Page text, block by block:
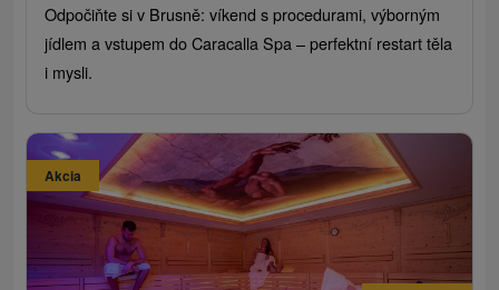
Odpočiňte si v Brusně: víkend s procedurami, výborným
jídlem a vstupem do Caracalla Spa – perfektní restart těla
i mysli.
Akcia